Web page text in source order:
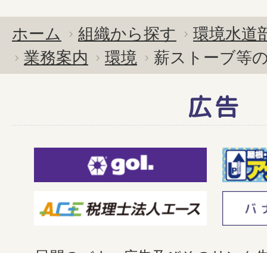
ホーム 組織から探す
環境水道
業務案内
環境 薪ストーブ等
広告